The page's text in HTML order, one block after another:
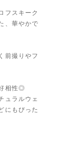
フスキーク
、華やかで
前撮りやフ
相性◎
ュラルウェ
にもぴった